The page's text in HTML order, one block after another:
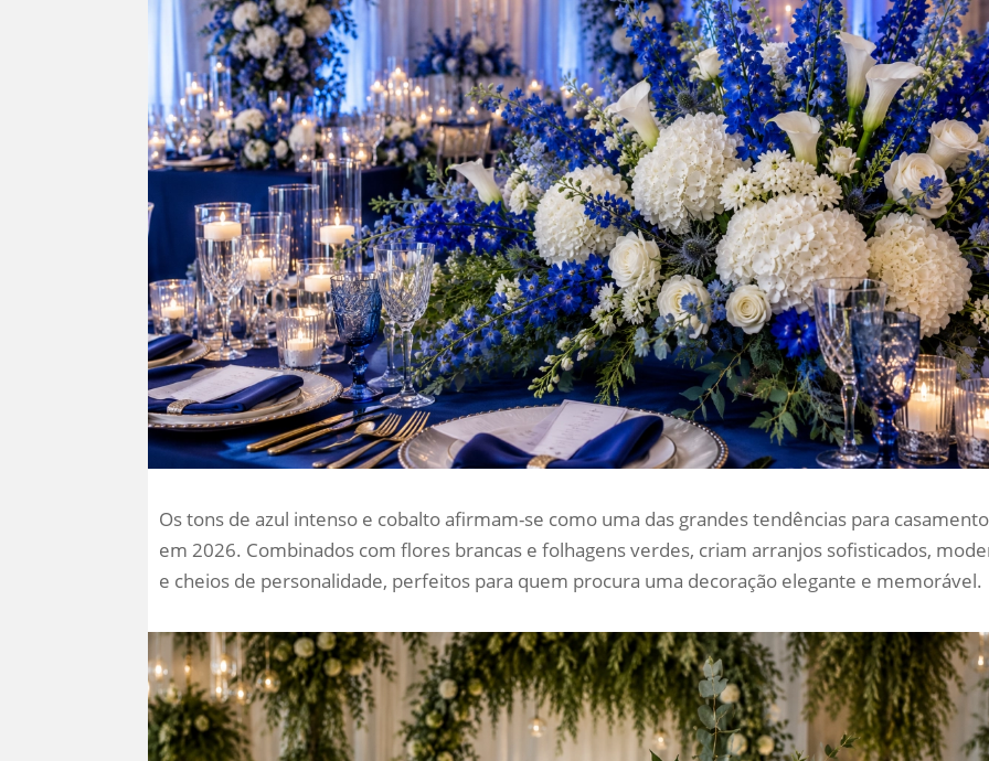
Os tons de azul intenso e cobalto afirmam-se como uma das grandes tendências para
em 2026. Combinados com flores brancas e folhagens verdes, criam arranjos sofisticados,
e cheios de personalidade, perfeitos para quem procura uma decoração elegante e memorável.